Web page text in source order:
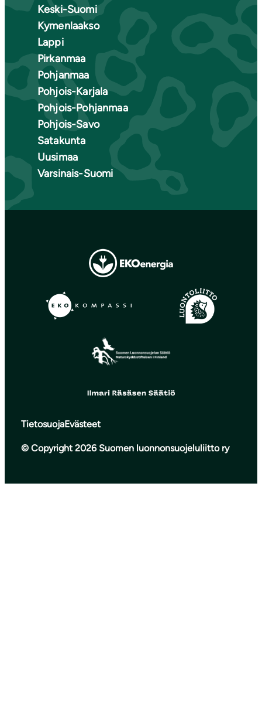
Keski-Suomi
Kymenlaakso
Lappi
Pirkanmaa
Pohjanmaa
Pohjois-Karjala
Pohjois-Pohjanmaa
Pohjois-Savo
Satakunta
Uusimaa
Varsinais-Suomi
TietosuojaEvästeet
© Copyright 2026 Suomen luonnonsuojeluliitto ry